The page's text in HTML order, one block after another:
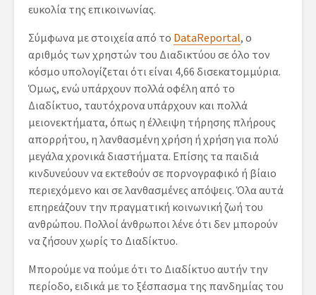
ευκολία της επικοινωνίας.
Σύμφωνα με στοιχεία από το DataReportal, ο
αριθμός των χρηστών του Διαδικτύου σε όλο τον
κόσμο υπολογίζεται ότι είναι 4,66 δισεκατομμύρια.
Όμως, ενώ υπάρχουν πολλά οφέλη από το
Διαδίκτυο, ταυτόχρονα υπάρχουν και πολλά
μειονεκτήματα, όπως η έλλειψη τήρησης πλήρους
απορρήτου, η λανθασμένη χρήση ή χρήση για πολύ
μεγάλα χρονικά διαστήματα. Επίσης τα παιδιά
κινδυνεύουν να εκτεθούν σε πορνογραφικό ή βίαιο
περιεχόμενο και σε λανθασμένες απόψεις. Όλα αυτά
επηρεάζουν την πραγματική κοινωνική ζωή του
ανθρώπου. Πολλοί άνθρωποι λένε ότι δεν μπορούν
να ζήσουν χωρίς το Διαδίκτυο.
Μπορούμε να πούμε ότι το Διαδίκτυο αυτήν την
περίοδο, ειδικά με το ξέσπασμα της πανδημίας του